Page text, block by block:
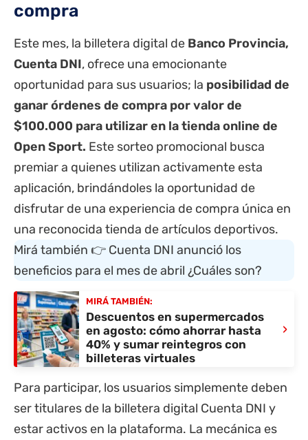
compra
Este mes, la billetera digital de Banco Provincia,
Cuenta DNI, ofrece una emocionante
oportunidad para sus usuarios; la posibilidad de
ganar órdenes de compra por valor de
$100.000 para utilizar en la tienda online de
Open Sport. Este sorteo promocional busca
premiar a quienes utilizan activamente esta
aplicación, brindándoles la oportunidad de
disfrutar de una experiencia de compra única en
una reconocida tienda de artículos deportivos.
Mirá también 👉 Cuenta DNI anunció los
beneficios para el mes de abril ¿Cuáles son?
MIRÁ TAMBIÉN:
Descuentos en supermercados
en agosto: cómo ahorrar hasta
40% y sumar reintegros con
billeteras virtuales
›
Para participar, los usuarios simplemente deben
ser titulares de la billetera digital Cuenta DNI y
estar activos en la plataforma. La mecánica es